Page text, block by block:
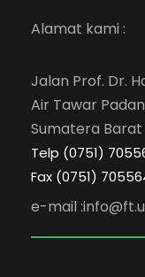
Alamat kami :
Jalan Prof. Dr.
Air Tawar
Sumatera Barat
Telp (0751)
Fax (0751)
e-mail